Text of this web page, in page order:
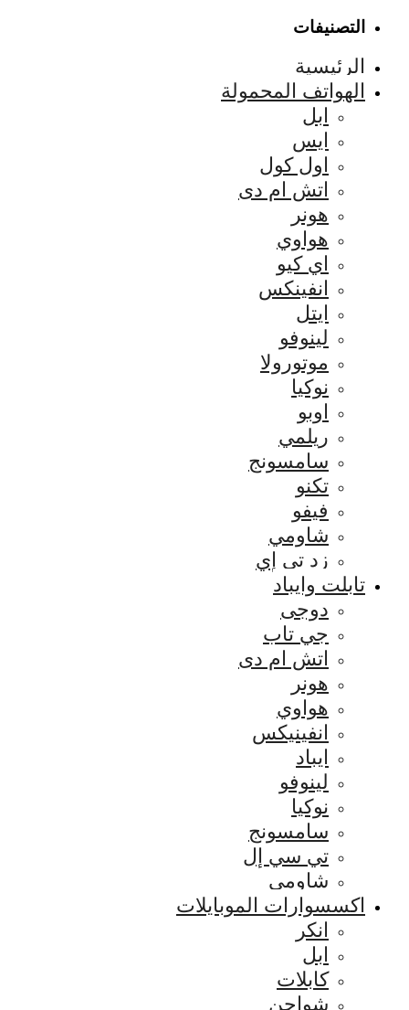
التصنيفات
الرئيسية
الهواتف المحمولة
ابل
ايس
اول كول
اتش ام دى
هونر
هواوي
اي كيو
انفينكس
ايتل
لينوفو
موتورولا
نوكيا
اوبو
ريلمي
سامسونج
تكنو
فيفو
شاومي
زد تي إي
تابلت وايباد
دوجى
جي تاب
اتش ام دى
هونر
هواوي
انفينيكس
ايباد
لينوفو
نوكيا
سامسونج
تي سي إل
شاومي
اكسسوارات الموبايلات
انكر
ابل
كابلات
شواحن